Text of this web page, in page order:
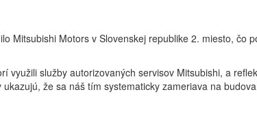
Mitsubishi Motors v Slovenskej republike 2. miesto, čo
využili služby autorizovaných servisov Mitsubishi, a
že sa náš tím systematicky zameriava na